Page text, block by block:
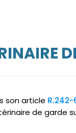
son article R.242-
de garde sur